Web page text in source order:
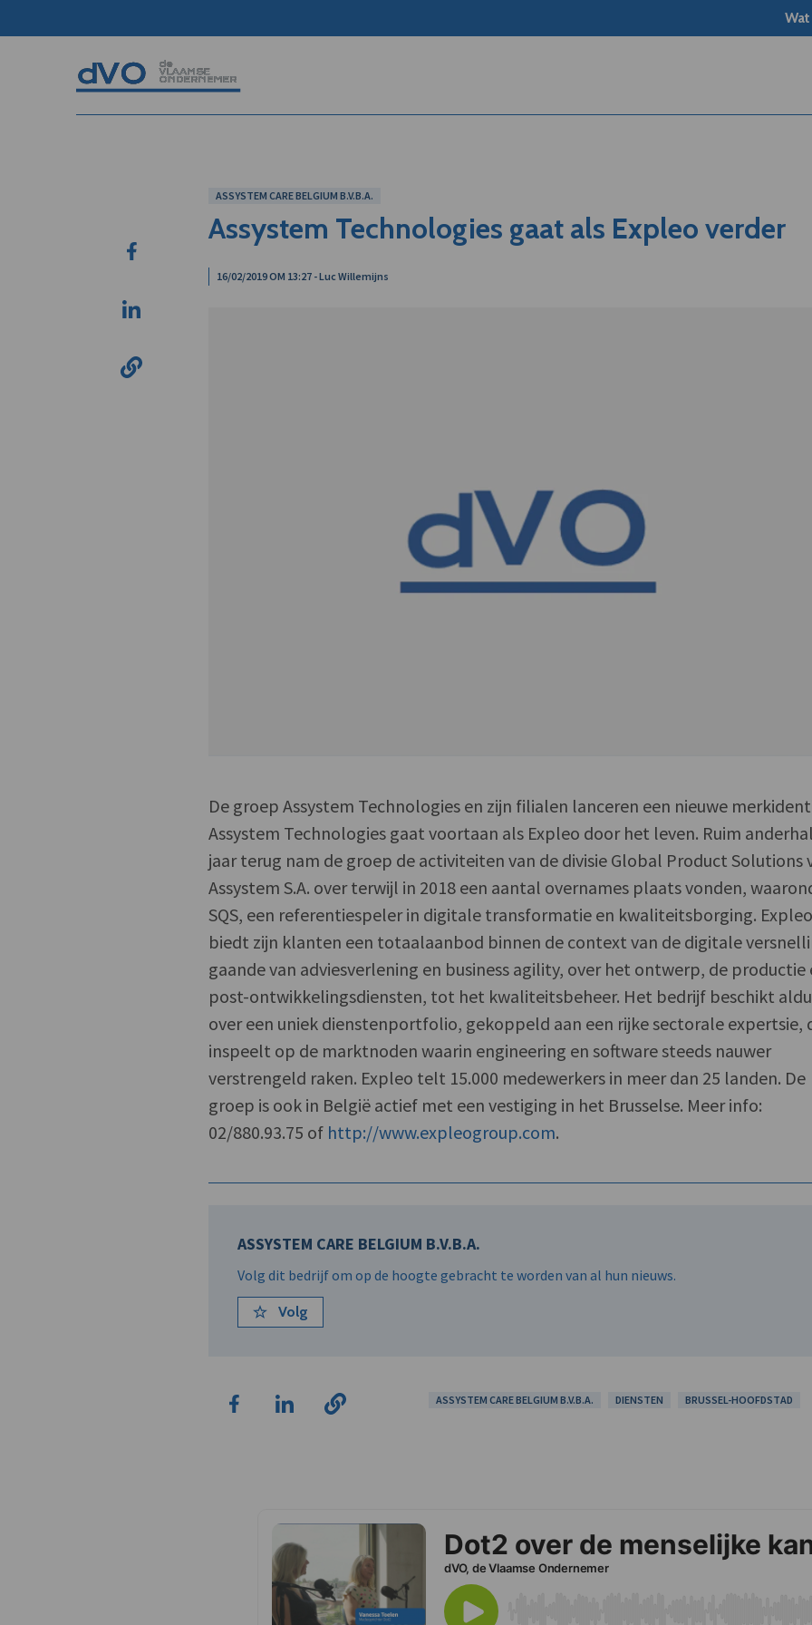
ASSYSTEM CARE BELGIUM B.V.B.A.
Assystem Technologies gaat als Expleo verder
16/02/2019 OM 13:27 - Luc Willemijns
De groep Assystem Technologies en zijn filialen lanceren een nieuwe
Assystem Technologies gaat voortaan als Expleo door het leven. Ruim
jaar terug nam de groep de activiteiten van de divisie Global Product Solutions
Assystem S.A. over terwijl in 2018 een aantal overnames plaats vonden,
SQS, een referentiespeler in digitale transformatie en kwaliteitsborging. Expleo
biedt zijn klanten een totaalaanbod binnen de context van de digitale
gaande van adviesverlening en business agility, over het ontwerp, de productie
post-ontwikkelingsdiensten, tot het kwaliteitsbeheer. Het bedrijf beschikt
over een uniek dienstenportfolio, gekoppeld aan een rijke sectorale expertsie,
inspeelt op de marktnoden waarin engineering en software steeds nauwer
verstrengeld raken. Expleo telt 15.000 medewerkers in meer dan 25 landen. De
groep is ook in België actief met een vestiging in het Brusselse. Meer info:
02/880.93.75 of http://www.expleogroup.com.
ASSYSTEM CARE BELGIUM B.V.B.A.
Volg dit bedrijf om op de hoogte gebracht te worden van al hun nieuws.
Volg
ASSYSTEM CARE BELGIUM B.V.B.A. DIENSTEN BRUSSEL-HOOFDSTAD